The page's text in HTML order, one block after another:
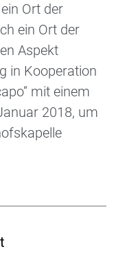
Ort der
ein Ort der
Aspekt
in Kooperation
mit einem
2018, um